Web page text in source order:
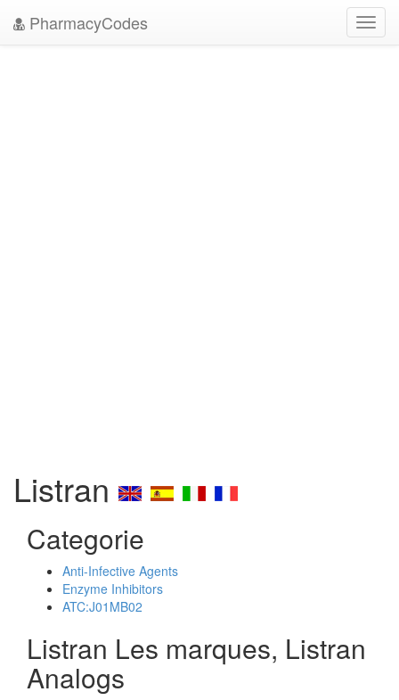
PharmacyCodes
Listran
Categorie
Anti-Infective Agents
Enzyme Inhibitors
ATC:J01MB02
Listran Les marques, Listran
Analogs